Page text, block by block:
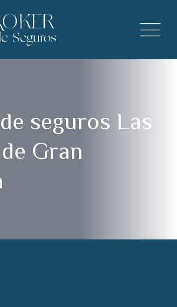
seguros Las
Gran